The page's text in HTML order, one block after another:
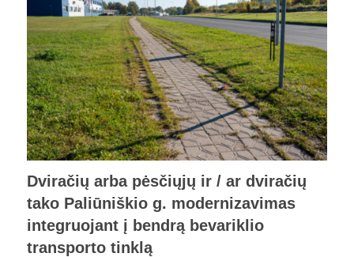
Dviračių arba pėsčiųjų ir / ar dviračių
tako Paliūniškio g. modernizavimas
integruojant į bendrą bevariklio
transporto tinklą